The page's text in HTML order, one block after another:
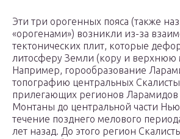
Эти три орогенных пояса (также
«орогенами») возникли из-за
тектонических плит, которые
литосферу Земли (кору и верхнюю
Например, горообразование
топографию центральных
прилегающих регионов Ларамидов
Монтаны до центральной части
течение позднего мелового
лет назад. До этого регион